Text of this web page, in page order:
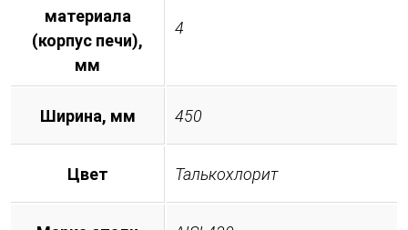
материала
(корпус печи),
мм
4
Ширина, мм 450
Цвет Талькохлорит